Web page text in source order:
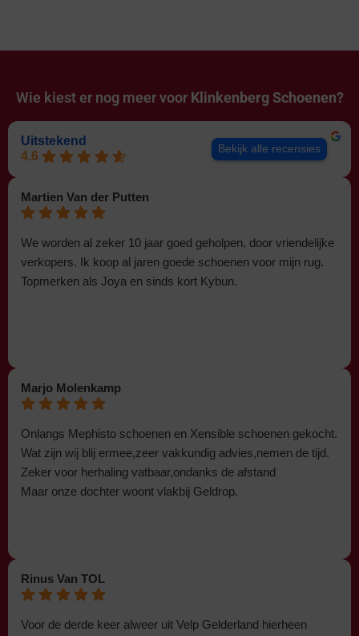
Wie kiest er nog meer voor Klinkenberg Schoenen?
Uitstekend
4.6
Bekijk alle recensies
Martien Van der Putten
We worden al zeker 10 jaar goed geholpen, door vriendelijke
verkopers. Ik koop al jaren goede schoenen voor mijn rug.
Topmerken als Joya en sinds kort Kybun.
Marjo Molenkamp
Onlangs Mephisto schoenen en Xensible schoenen gekocht.
Wat zijn wij blij ermee,zeer vakkundig advies,nemen de tijd.
Zeker voor herhaling vatbaar,ondanks de afstand
Maar onze dochter woont vlakbij Geldrop.
Rinus Van TOL
Voor de derde keer alweer uit Velp Gelderland hierheen